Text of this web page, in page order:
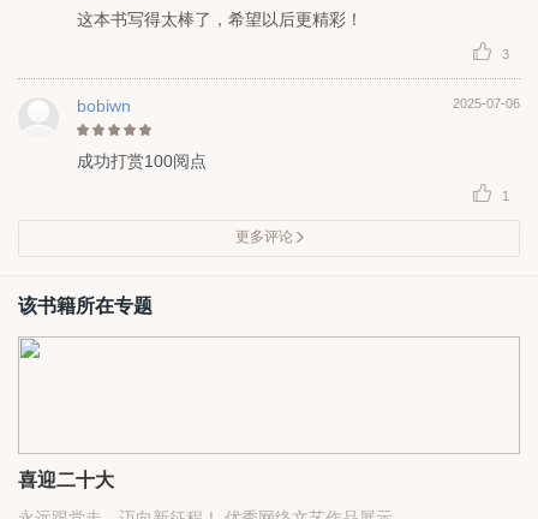
这本书写得太棒了，希望以后更精彩！
3
bobiwn 2025-07-06
成功打赏100阅点
1
更多评论
该书籍所在专题
喜迎二十大